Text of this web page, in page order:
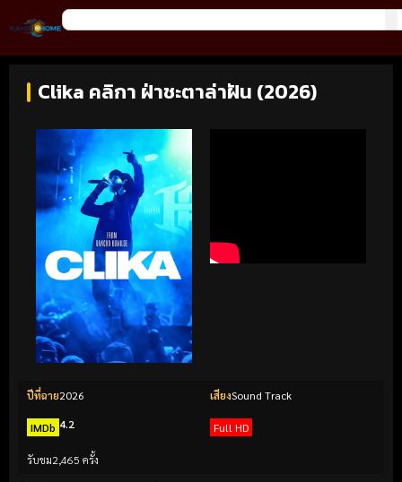
Clika คลิกา ฝ่าชะตาล่าฝัน (2026)
ปีที่ฉาย2026 เสียงSound Track
IMDb 4.2 Full HD
รับชม2,465 ครั้ง